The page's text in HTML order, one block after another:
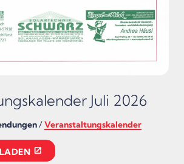
Juli 2026
/Veranstaltungskalender